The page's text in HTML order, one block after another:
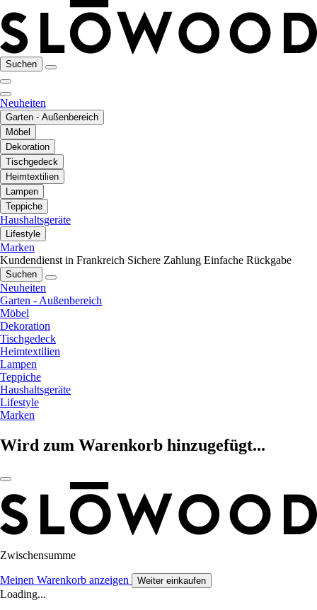
Suchen
Neuheiten
Garten - Außenbereich
Möbel
Dekoration
Tischgedeck
Heimtextilien
Lampen
Teppiche
Haushaltsgeräte
Lifestyle
Marken
Kundendienst in Frankreich Sichere Zahlung Einfache Rückgabe
Suchen
Neuheiten
Garten - Außenbereich
Möbel
Dekoration
Tischgedeck
Heimtextilien
Lampen
Teppiche
Haushaltsgeräte
Lifestyle
Marken
Wird zum Warenkorb hinzugefügt...
Zwischensumme
Meinen Warenkorb anzeigen Weiter einkaufen
Loading...